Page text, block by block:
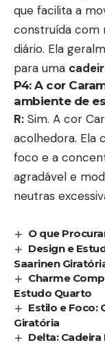
que facilita a
construída com
diário. Ela
para uma
P4: A cor
ambiente de
R: Sim. A cor
acolhedora. Ela
foco e a
agradável e
neutras
O que
Design e
Saarinen
Charme
Estudo Quarto
Estilo e Foco:
Giratória
Delta: